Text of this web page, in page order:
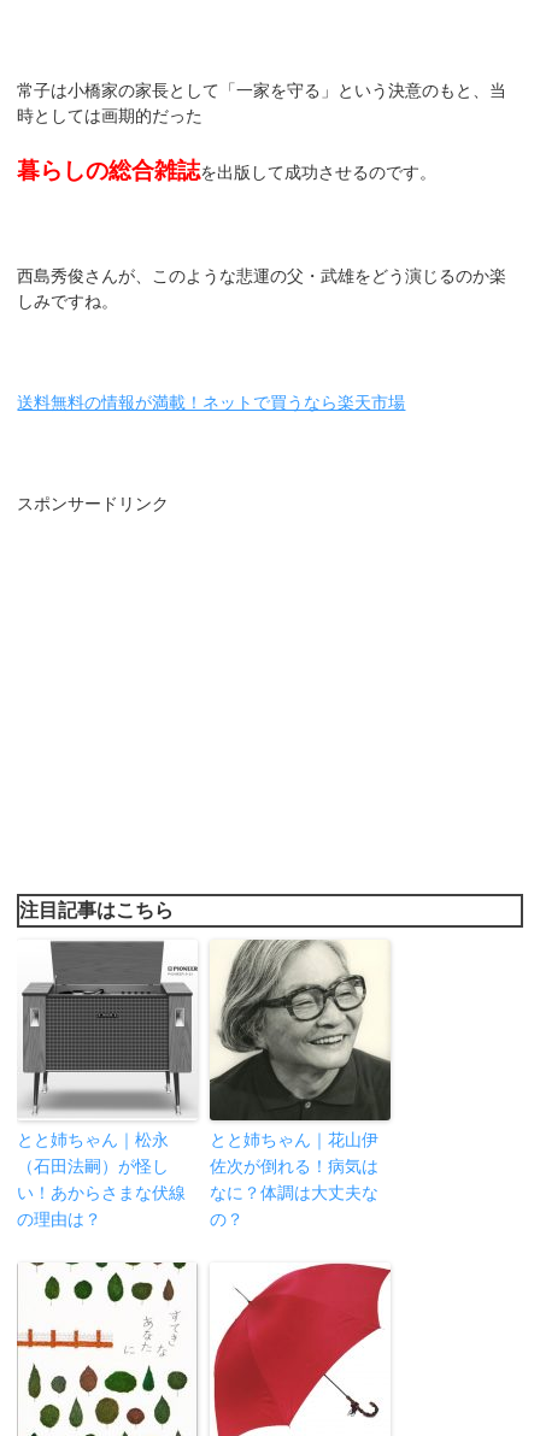
常子は小橋家の家長として「一家を守る」という決意のもと、当
時としては画期的だった
暮らしの総合雑誌を出版して成功させるのです。
西島秀俊さんが、このような悲運の父・武雄をどう演じるのか楽
しみですね。
送料無料の情報が満載！ネットで買うなら楽天市場
スポンサードリンク
注目記事はこちら
とと姉ちゃん｜松永
（石田法嗣）が怪し
い！あからさまな伏線
の理由は？
とと姉ちゃん｜花山伊
佐次が倒れる！病気は
なに？体調は大丈夫な
の？